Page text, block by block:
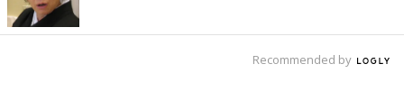
Recommended by